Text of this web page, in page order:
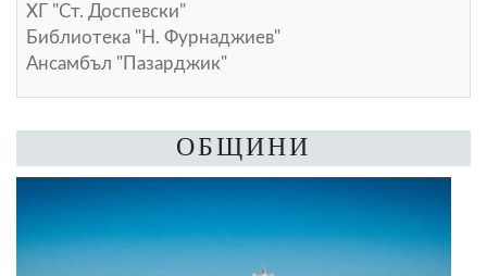
ХГ "Ст. Доспевски"
Библиотека "Н. Фурнаджиев"
Ансамбъл "Пазарджик"
ОБЩИНИ